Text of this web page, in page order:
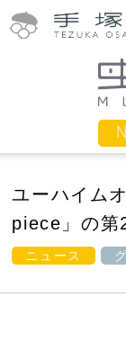
ユーハイム
piece」の第
ニュース